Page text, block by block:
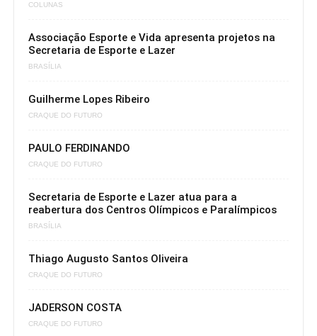
COLUNAS
Associação Esporte e Vida apresenta projetos na
Secretaria de Esporte e Lazer
BRASÍLIA
Guilherme Lopes Ribeiro
CRAQUE DO FUTURO
PAULO FERDINANDO
CRAQUE DO FUTURO
Secretaria de Esporte e Lazer atua para a
reabertura dos Centros Olímpicos e Paralímpicos
BRASÍLIA
Thiago Augusto Santos Oliveira
CRAQUE DO FUTURO
JADERSON COSTA
CRAQUE DO FUTURO